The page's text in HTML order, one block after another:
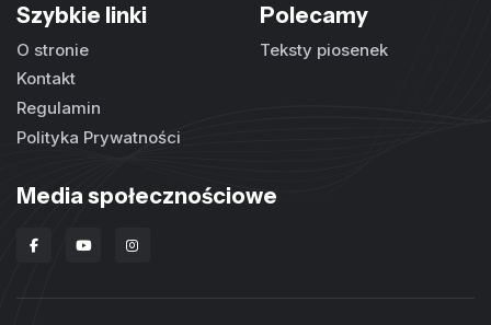
Szybkie linki
O stronie
Kontakt
Regulamin
Polityka Prywatności
Polecamy
Teksty piosenek
Media społecznościowe